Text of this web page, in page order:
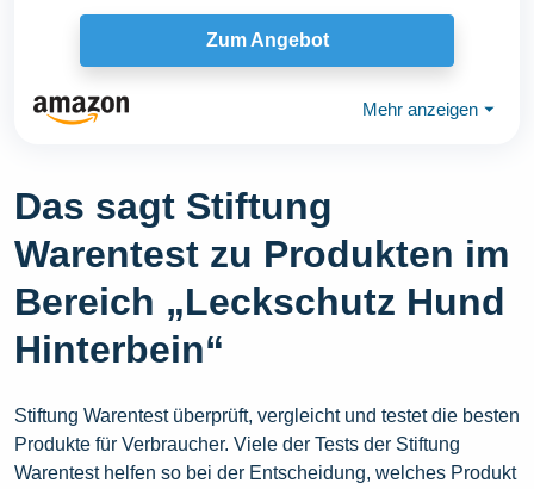
Hinterbein...
Zum Angebot
Mehr anzeigen ⏷
Das sagt Stiftung
Warentest zu Produkten im
Bereich „Leckschutz Hund
Hinterbein“
Stiftung Warentest überprüft, vergleicht und testet die besten
Produkte für Verbraucher. Viele der Tests der Stiftung
Warentest helfen so bei der Entscheidung, welches Produkt